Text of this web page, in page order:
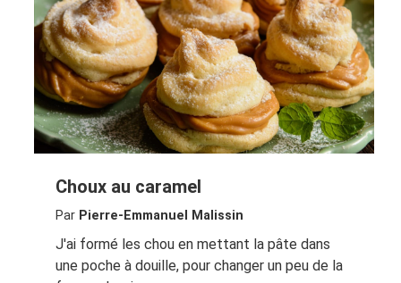
Choux au caramel
Par Pierre-Emmanuel Malissin
J'ai formé les chou en mettant la pâte dans
une poche à douille, pour changer un peu de la